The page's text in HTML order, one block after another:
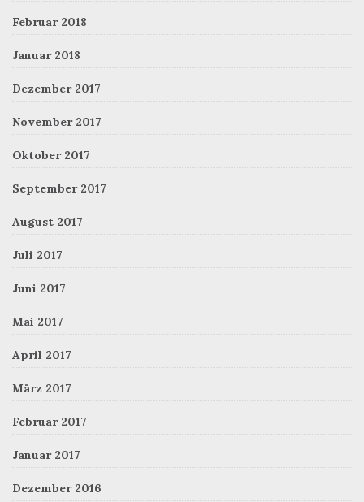
Februar 2018
Januar 2018
Dezember 2017
November 2017
Oktober 2017
September 2017
August 2017
Juli 2017
Juni 2017
Mai 2017
April 2017
März 2017
Februar 2017
Januar 2017
Dezember 2016